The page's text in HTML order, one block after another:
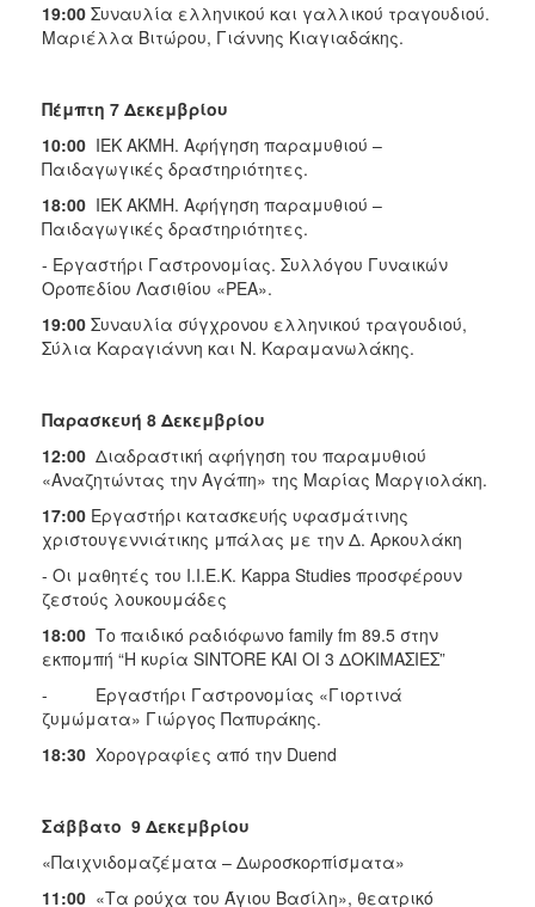
19:00 Συναυλία ελληνικού και γαλλικού τραγουδιού.
Μαριέλλα Βιτώρου, Γιάννης Κιαγιαδάκης.
Πέμπτη 7 Δεκεμβρίου
10:00 ΙΕΚ ΑΚΜΗ. Αφήγηση παραμυθιού –
Παιδαγωγικές δραστηριότητες.
18:00 ΙΕΚ ΑΚΜΗ. Αφήγηση παραμυθιού –
Παιδαγωγικές δραστηριότητες.
- Εργαστήρι Γαστρονομίας. Συλλόγου Γυναικών
Οροπεδίου Λασιθίου «ΡΕΑ».
19:00 Συναυλία σύγχρονου ελληνικού τραγουδιού,
Σύλια Καραγιάννη και Ν. Καραμανωλάκης.
Παρασκευή 8 Δεκεμβρίου
12:00 Διαδραστική αφήγηση του παραμυθιού
«Αναζητώντας την Αγάπη» της Μαρίας Μαργιολάκη.
17:00 Εργαστήρι κατασκευής υφασμάτινης
χριστουγεννιάτικης μπάλας με την Δ. Αρκουλάκη
- Οι μαθητές του Ι.Ι.Ε.Κ. Kappa Studies προσφέρουν
ζεστούς λουκουμάδες
18:00 Το παιδικό ραδιόφωνο family fm 89.5 στην
εκπομπή “Η κυρία SINTORE KAI OI 3 ΔΟΚΙΜΑΣΙΕΣ”
- Εργαστήρι Γαστρονομίας «Γιορτινά
ζυμώματα» Γιώργος Παπυράκης.
18:30 Χορογραφίες από την Duend
Σάββατο 9 Δεκεμβρίου
«Παιχνιδομαζέματα – Δωροσκορπίσματα»
11:00 «Τα ρούχα του Άγιου Βασίλη», θεατρικό